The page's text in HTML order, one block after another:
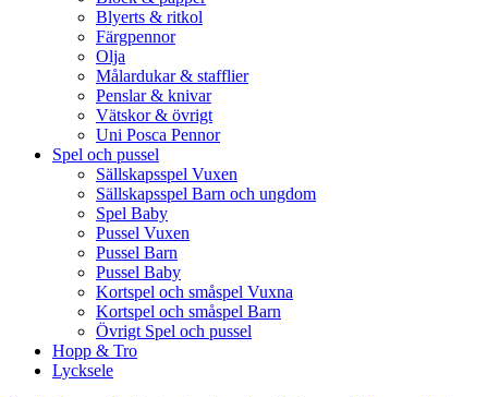
Blyerts & ritkol
Färgpennor
Olja
Målardukar & stafflier
Penslar & knivar
Vätskor & övrigt
Uni Posca Pennor
Spel och pussel
Sällskapsspel Vuxen
Sällskapsspel Barn och ungdom
Spel Baby
Pussel Vuxen
Pussel Barn
Pussel Baby
Kortspel och småspel Vuxna
Kortspel och småspel Barn
Övrigt Spel och pussel
Hopp & Tro
Lycksele